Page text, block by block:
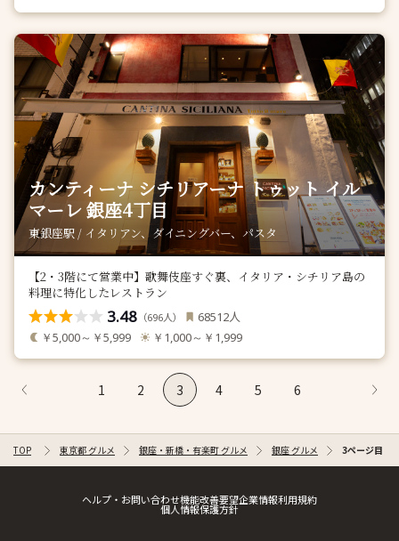
カンティーナ シチリアーナ トゥット イル
マーレ 銀座4丁目
東銀座駅 / イタリアン、ダイニングバー、パスタ
【2・3階にて営業中】歌舞伎座すぐ裏、イタリア・シチリア島の
料理に特化したレストラン
3.48 （696人） 68512人
￥5,000～￥5,999 ￥1,000～￥1,999
1 2 3 4 5 6
TOP 東京都 グルメ 銀座・新橋・有楽町 グルメ 銀座 グルメ 3ページ目
ヘルプ・お問い合わせ機能改善要望企業情報利用規約
個人情報保護方針